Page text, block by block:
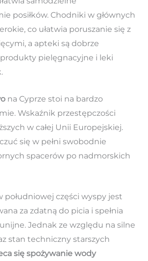
posiłków. Chodniki w głównych
co ułatwia poruszanie się z
a apteki są dobrze
pielęgnacyjne i leki
na Cyprze stoi na bardzo
Wskaźnik przestępczości
w całej Unii Europejskiej.
się w pełni swobodnie
spacerów po nadmorskich
południowej części wyspy jest
za zdatną do picia i spełnia
Jednak ze względu na silne
stan techniczny starszych
się spożywanie wody